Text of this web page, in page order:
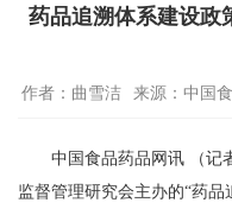
药品追溯体系建设政
作者：曲雪洁 来源：中国
中国食品药品网讯 （记者
监督管理研究会主办的“药